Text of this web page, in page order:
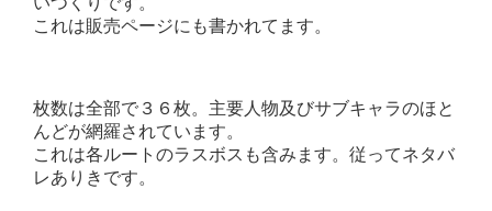
これは販売ページにも書かれてます。
枚数は全部で３６枚。主要人物及びサブキャラのほと
んどが網羅されています。
これは各ルートのラスボスも含みます。従ってネタバ
レありきです。